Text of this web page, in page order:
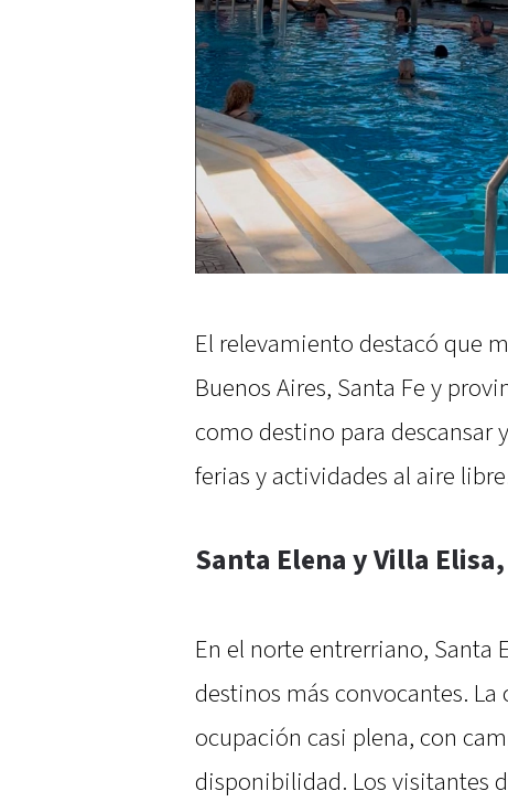
El relevamiento destacó que
Buenos Aires, Santa Fe y
como destino para descansar
ferias y actividades al aire
Santa Elena y Villa
En el norte entrerriano, Santa
destinos más convocantes.
ocupación casi plena, con
disponibilidad. Los visitantes